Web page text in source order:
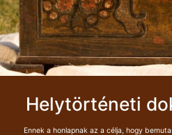
Helytörténeti
Ennek a honlapnak az a célja, hogy